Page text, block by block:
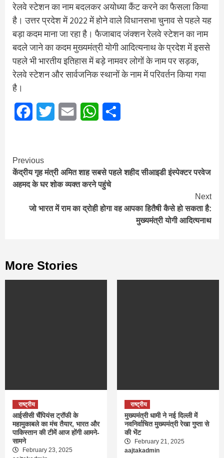
रेलवे स्टेशन का नाम बदलकर अयोध्या कैंट करने का फैसला किया
है। उत्तर प्रदेश में 2022 में होने वाले विधानसभा चुनाव से पहले यह
बड़ा कदम माना जा रहा है। फैजाबाद जंक्शन रेलवे स्टेशन का नाम
बदले जाने का कदम मुख्यमंत्री योगी आदित्यनाथ के प्रदेश में इससे
पहले भी भारतीय इतिहास में बड़े नामवर लोगों के नाम पर सड़क,
रेलवे स्टेशन और सार्वजनिक स्थानों के नाम में परिवर्तन किया गया
है।
FacebookTwitter Email WhatsApp
Continue
Reading
Previous
केंद्रीय गृह मंत्री अमित शाह सबसे पहले शहीद सीआइडी इंस्पेक्टर परवेज
अहमद के घर शोक व्यक्त करने पहुंचे
Next
जो भारत में राम का द्रोही होगा वह आपका हितैषी कैसे हो सकता है:
मुख्यमंत्री योगी आदित्यनाथ
More Stories
राष्ट्रीय
आईसीसी चैंपियंस ट्रॉफी के
महामुकाबले का मंच तैयार, भारत और
पाकिस्तान की टीमें आज होंगी आमने-
सामने
February 23, 2025
राष्ट्रीय
मुख्यमंत्री धामी ने नई दिल्ली में
नवनिर्वाचित मुख्यमंत्री रेखा गुप्ता से
की भेंट
February 21, 2025
aajtakadmin